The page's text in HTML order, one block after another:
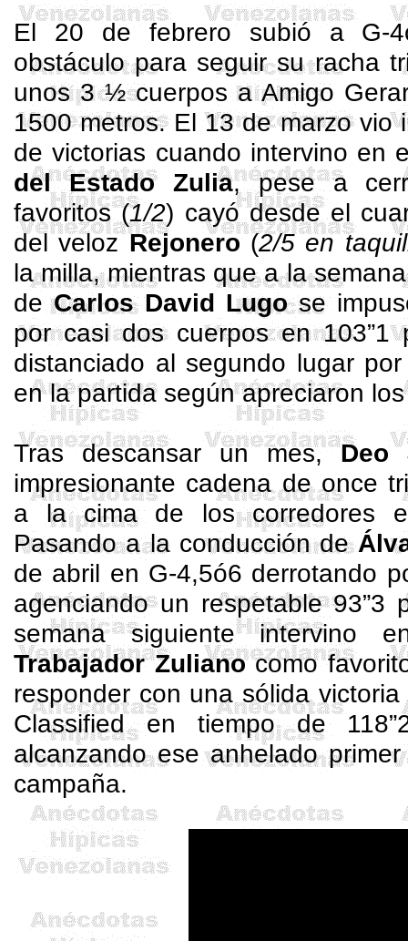
El 20 de febrero subió a G-
obstáculo para seguir su racha
unos 3 ½ cuerpos a Amigo
1500 metros. El 13 de marzo vio
de victorias cuando intervino en
del Estado Zulia, pese a
favoritos (1/2) cayó desde el
del velozRejonero(2/5 en
la milla, mientras que a la
deCarlos David Lugose
por casi dos cuerpos en
distanciado al segundo lugar
en la partida según apreciaron
Tras descansar un mes,Deo
impresionante cadena de once
a la cima de los corredores
Pasando a la conducción de
de abril en G-4,5ó6 derrotando
agenciando un respetable 93”3
semana siguiente
Trabajador Zulianocomo
responder con una sólida
Classifieden tiempo de
alcanzando ese anhelado
campaña.